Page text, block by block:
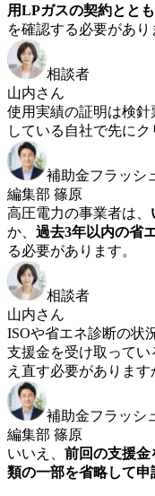
用LPガスの契約とと
を確認する必要があり
相談者
山内さん
使用実績の証明は検
している自社で先に
補助金フラッシ
編集部 篠原
高圧電力の事業者は、
か、 過去3年以内の省
る必要があります。
相談者
山内さん
ISOや省エネ診断の状
支援金を受け取って
え直す必要があります
補助金フラッシ
編集部 篠原
いいえ、 前回の支援金
類の一部を省略して申